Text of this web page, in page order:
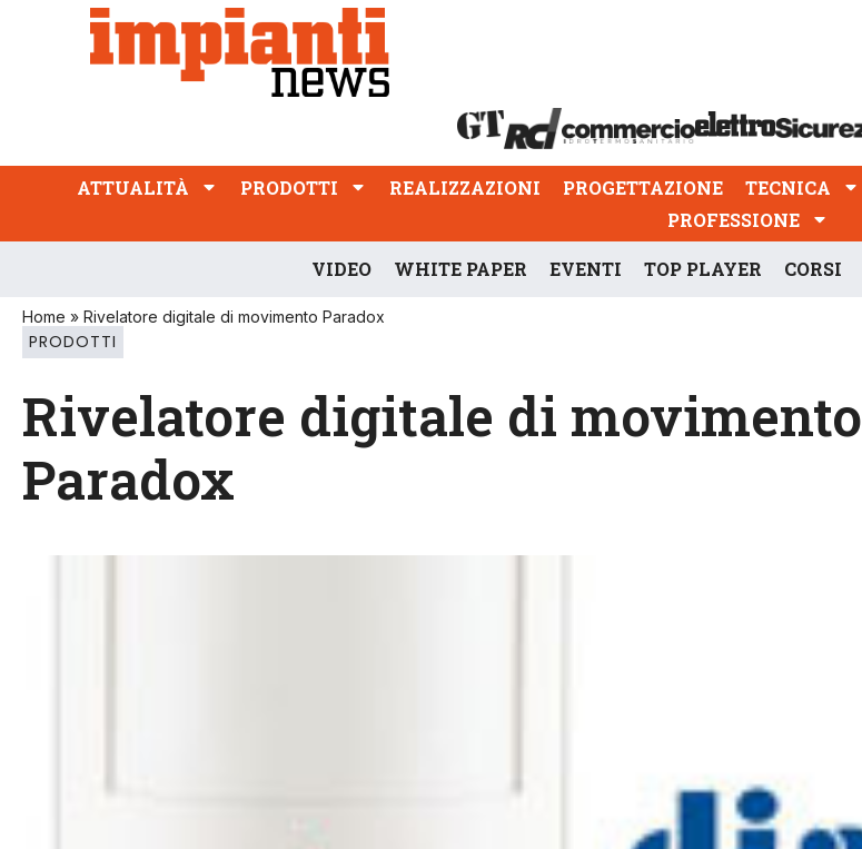
ATTUALITÀ PRODOTTI REALIZZAZIONI
PROFESSIONE
ATTUALITÀ PRODOTTI REALIZZAZIONI PROGETTAZIONE TECNICA
PROFESSIONE
VIDEO WHITE PAPER EVENTI TOP PLAYER CORSI
Home » Rivelatore digitale di movimento Paradox
PRODOTTI
Rivelatore digitale di movimento
Paradox